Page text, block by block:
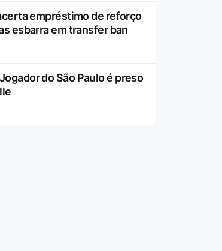
empréstimo de reforço
esbarra em transfer ban
do São Paulo é preso